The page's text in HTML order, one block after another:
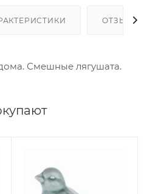
ОТЗЫВЫ
Смешные лягушата.